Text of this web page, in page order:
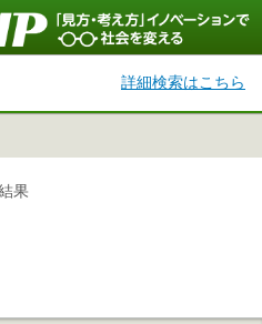
詳細検索はこちら
果